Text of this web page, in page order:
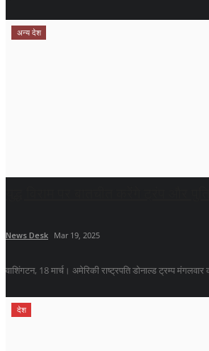
अन्य देश
News Desk Mar 19, 2025
वाशिंगटन, 18 मार्च। अमेरिकी राष्ट्रपति डोनाल्ड ट्रम्प मंगलवार
देश